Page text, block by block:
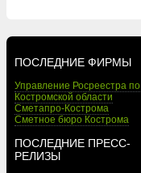
ПОСЛЕДНИЕ ФИРМЫ
Управление Росреестра по
Костромской области
Сметапро-Кострома
Сметное бюро Кострома
ПОСЛЕДНИЕ ПРЕСС-
РЕЛИЗЫ